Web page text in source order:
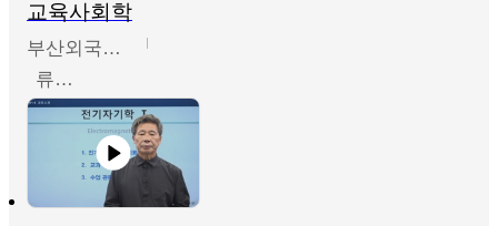
교육사회학
부산외국어대학교
류영철